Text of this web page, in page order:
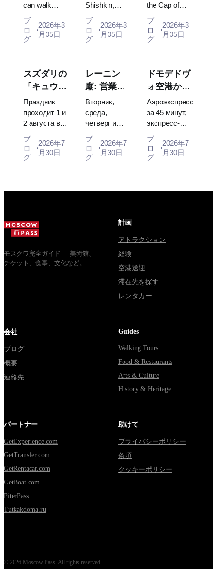
最大の宇宙
博覧会内部
can walk
through, the
Energia–
Buran model,
capsules and
120 pieces of
flight...
ブ
ロ
グ
2026年8
月05日
値のある絵
画
Shishkin,
Vrubel, Serov
and Surikov
— the works
they hang,
and why
booking the...
ブ
ロ
グ
2026年8
月05日
卵、玉座、
戴冠式の衣
装
the Cap of
Monomakh,
the double
throne of two
dress of
Catherine...
ブ
ロ
グ
2026年8
月05日
スズダリの
「キュウリ
の日」
2026：チケ
ット、日
程、モスク
ワからのア
クセス方法
Праздник
проходит 1 и
2 августа в
Музее
деревянного
зодчества.
через
Владими...
ブ
ロ
グ
2026年7
月30日
レーニン
廟: 営業時
間、入場方
法、そして
クレムリン
との混同に
ついての主
な混乱点
Вторник,
среда,
четверг и
суббота с
10:00 до
13:00, вход
Мавзолей
ブ
ロ
グ
2026年7
月30日
ドモデドヴ
ォ空港から
モスクワ市
内へ：エア
ポートエク
スプレス、
バス、また
は電車
Аэроэкспресс
за 45 минут,
экспресс-
автобус за
450 рублей,
социальный
ブ
ロ
グ
2026年7
月30日
モスクワ完全ガイド — 美術館、
チケット、食事、文化など。
計画
アトラクション
経験
空港送迎
滞在先を探す
レンタカー
会社
ブログ
概要
連絡先
Guides
Walking Tours
Food & Restaurants
Arts & Culture
History & Heritage
パートナー
GetExperience.com
GetTransfer.com
GetRentacar.com
GetBoat.com
PiterPass
Tutkakdoma.ru
助けて
プライバシーポリシー
条項
クッキーポリシー
© 2026 Moscow Pass . All rights reserved.